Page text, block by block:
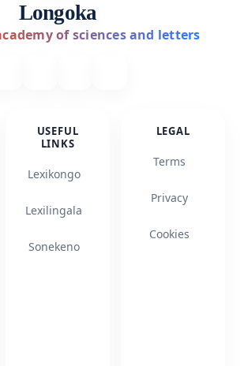
Longoka
of sciences and letters
USEFUL
LINKS
Lexikongo
Lexilingala
Sonekeno
LEGAL
Terms
Privacy
Cookies